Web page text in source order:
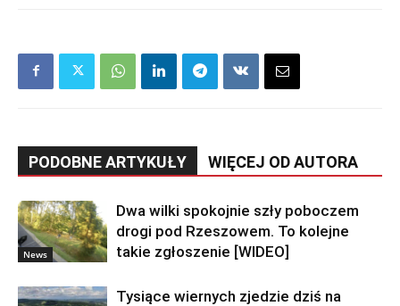
PODOBNE ARTYKUŁY WIĘCEJ OD AUTORA
News
Dwa wilki spokojnie szły poboczem
drogi pod Rzeszowem. To kolejne
takie zgłoszenie [WIDEO]
Tysiące wiernych zjedzie dziś na